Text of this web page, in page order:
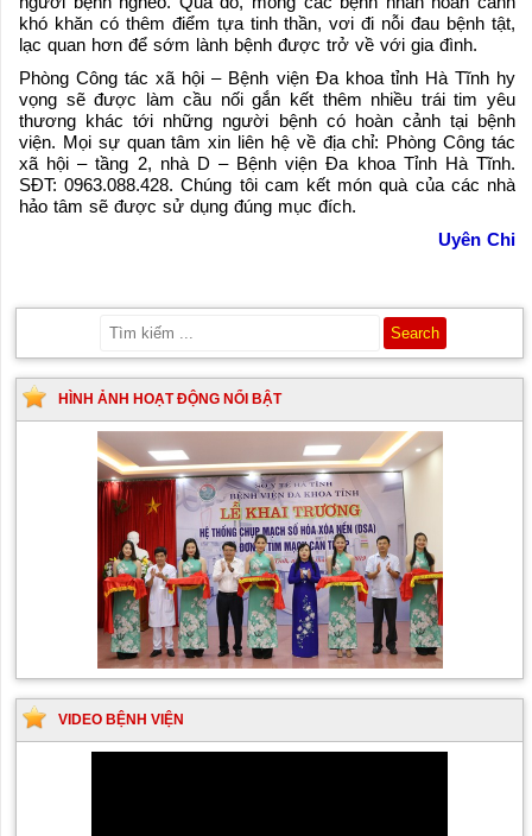
khó khăn có thêm điểm tựa tinh thần, vơi đi nỗi đau bệnh tật,
lạc quan hơn để sớm lành bệnh được trở về với gia đình.
Phòng Công tác xã hội – Bệnh viện Đa khoa tỉnh Hà Tĩnh hy
vọng sẽ được làm cầu nối gắn kết thêm nhiều trái tim yêu
thương khác tới những người bệnh có hoàn cảnh tại bệnh
viện. Mọi sự quan tâm xin liên hệ về địa chỉ: Phòng Công tác
xã hội – tầng 2, nhà D – Bệnh viện Đa khoa Tỉnh Hà Tĩnh.
SĐT: 0963.088.428. Chúng tôi cam kết món quà của các nhà
hảo tâm sẽ được sử dụng đúng mục đích.
Uyên Chi
HÌNH ẢNH HOẠT ĐỘNG NỔI BẬT
VIDEO BỆNH VIỆN